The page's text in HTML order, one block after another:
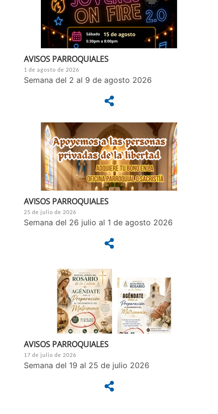
AVISOS PARROQUIALES
1 de agosto de 2026
Semana del 2 al 9 de agosto 2026
AVISOS PARROQUIALES
25 de julio de 2026
Semana del 26 julio al 1 de agosto 2026
AVISOS PARROQUIALES
17 de julio de 2026
Semana del 19 al 25 de julio 2026